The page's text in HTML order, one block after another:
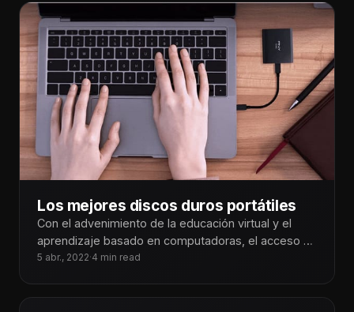
Los mejores discos duros portátiles
Con el advenimiento de la educación virtual y el
aprendizaje basado en computadoras, el acceso al
almacenamiento portátil es tan
5 abr., 2022·4 min read